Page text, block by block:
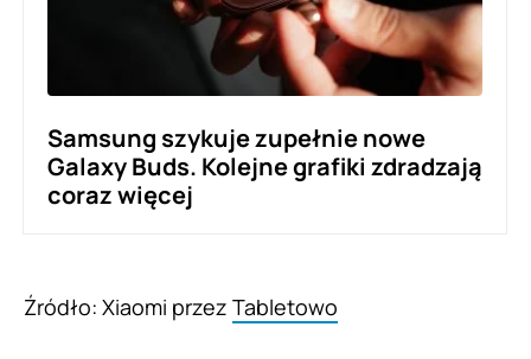
Samsung szykuje zupełnie nowe
Galaxy Buds. Kolejne grafiki zdradzają
coraz więcej
Źródło: Xiaomi przez Tabletowo